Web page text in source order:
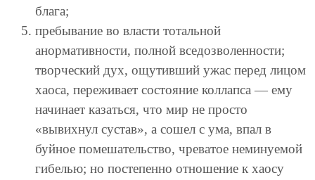
блага;
пребывание во власти тотальной
анормативности, полной вседозволенности;
творческий дух, ощутивший ужас перед лицом
хаоса, переживает состояние коллапса — ему
начинает казаться, что мир не просто
«вывихнул сустав», а сошел с ума, впал в
буйное помешательство, чреватое неминуемой
гибелью; но постепенно отношение к хаосу